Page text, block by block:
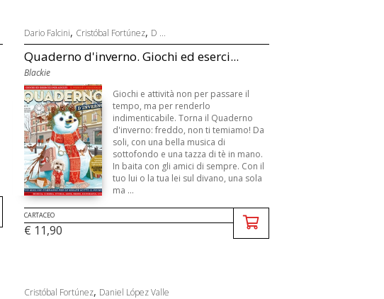
Dario Falcini, Cristóbal Fortúnez, D ...
Quaderno d'inverno. Giochi ed eserci...
Blackie
Giochi e attività non per passare il
tempo, ma per renderlo
indimenticabile. Torna il Quaderno
d'inverno: freddo, non ti temiamo! Da
soli, con una bella musica di
sottofondo e una tazza di tè in mano.
In baita con gli amici di sempre. Con il
tuo lui o la tua lei sul divano, una sola
ma ...
CARTACEO
€ 11,90
Cristóbal Fortúnez, Daniel López Valle